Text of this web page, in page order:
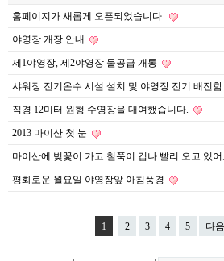
홈페이지가 새롭게 오픈되었습니다.
야영장 개장 안내
제1야영장, 제2야영장 물공급 개통
샤워장 전기온수 시설 설치 및 야영장 전기 배전함
직경 12미터 원형 수영장을 대여했습니다.
2013 마이산 첫 눈
마이산에 벚꽃이 가고 철쭉이 겁나 빨리 오고 있어
평화로운 월요일 야영장앞 아침풍경
1 2 3 4 5 다음